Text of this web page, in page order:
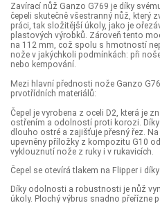
Zavírací nůž Ganzo G769 je díky
čepeli skutečně všestranný nůž, který
práci, tak složitější úkoly, jako je
plastových výrobků. Zároveň tento
na 112 mm, což spolu s hmotností
nože v jakýchkoli podmínkách: při
nebo kempování.
Mezi hlavní přednosti nože Ganzo
prvotřídních materiálů:
Čepel je vyrobena z oceli D2, která je
ostřením a odolností proti korozi.
dlouho ostré a zajišťuje přesný řez.
upevněny příložky z kompozitu G10
vyklouznutí nože z ruky i v rukavicích.
Čepel se otevírá tlakem na Flipper i
Díky odolnosti a robustnosti je nůž
úkoly. Plochý výbrus snadno přeřízne